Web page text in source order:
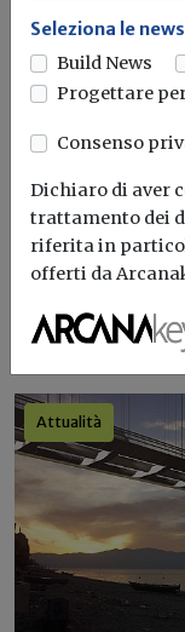
Iscriviti
Build
Rimani
novità in
energetica
Iscriviti
I più letti
Attualità
Seleziona le
Build News
Progettare
Consenso
Dichiaro di aver
trattamento dei
riferita in
offerti da